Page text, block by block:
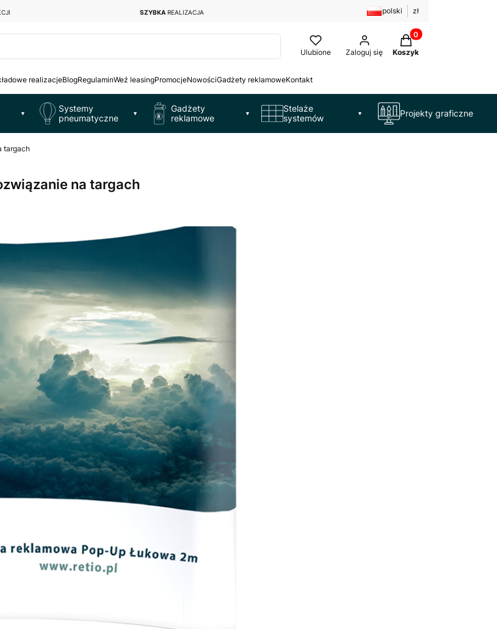
SZYBKAREALIZACJA polski zł
Ulubione Zaloguj się
Produkty w koszyku:
Koszyk
realizacjeBlogRegulaminWeź leasingPromocjeNowościGadżety reklamoweKontakt
▼
Systemy
pneumatyczne
▼
Gadżety
reklamowe
▼
Stelaże
systemów
▼ Projekty graficzne
targach
na targach